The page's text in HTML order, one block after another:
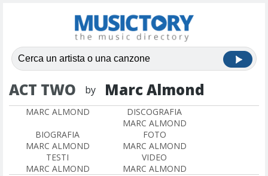
ACT TWO by Marc Almond
MARC ALMOND
DISCOGRAFIA
MARC ALMOND
BIOGRAFIA
MARC ALMOND
FOTO
MARC ALMOND
TESTI
MARC ALMOND
VIDEO
MARC ALMOND